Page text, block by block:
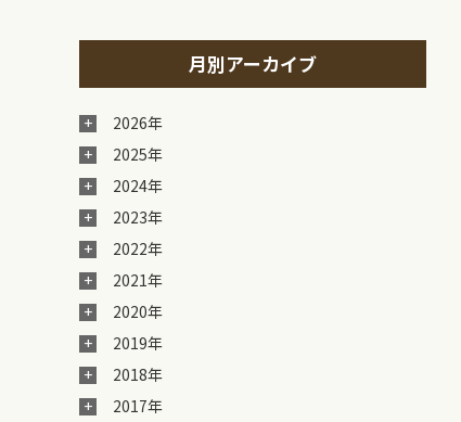
月別アーカイブ
2026年
2025年
2024年
2023年
2022年
2021年
2020年
2019年
2018年
2017年